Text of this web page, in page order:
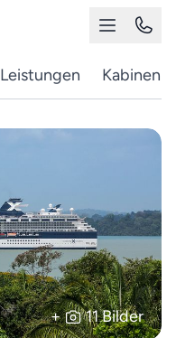
Leistungen Kabinen
+ 11 Bilder